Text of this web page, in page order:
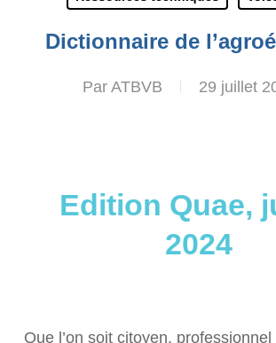
Dictionnaire de
Par ATBVB 29 juillet
Edition Quae,
2024
Que l’on soit citoyen,